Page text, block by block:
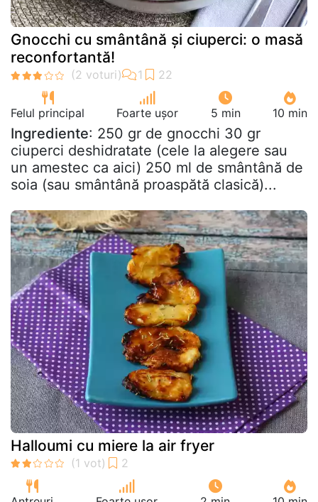
Gnocchi cu smântână și ciuperci: o masă
reconfortantă!
Felul principal Foarte ușor 5 min 10 min
Ingrediente: 250 gr de gnocchi 30 gr
ciuperci deshidratate (cele la alegere sau
un amestec ca aici) 250 ml de smântână de
soia (sau smântână proaspătă clasică)...
Halloumi cu miere la air fryer